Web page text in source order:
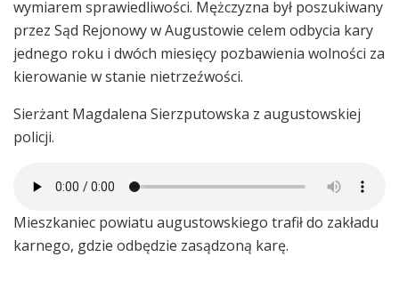
wymiarem sprawiedliwości. Mężczyzna był poszukiwany
przez Sąd Rejonowy w Augustowie celem odbycia kary
jednego roku i dwóch miesięcy pozbawienia wolności za
kierowanie w stanie nietrzeźwości.
Sierżant Magdalena Sierzputowska z augustowskiej
policji.
Mieszkaniec powiatu augustowskiego trafił do zakładu
karnego, gdzie odbędzie zasądzoną karę.